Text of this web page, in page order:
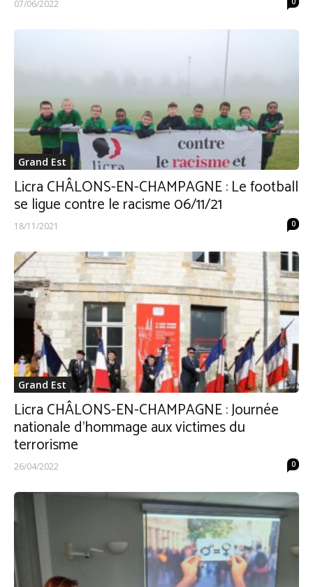
07/06/2022
Grand Est
Licra CHÂLONS-EN-CHAMPAGNE : Le football
se ligue contre le racisme 06/11/21
18/11/2021 0
Grand Est
Licra CHÂLONS-EN-CHAMPAGNE : Journée
nationale d’hommage aux victimes du
terrorisme
26/04/2022 0